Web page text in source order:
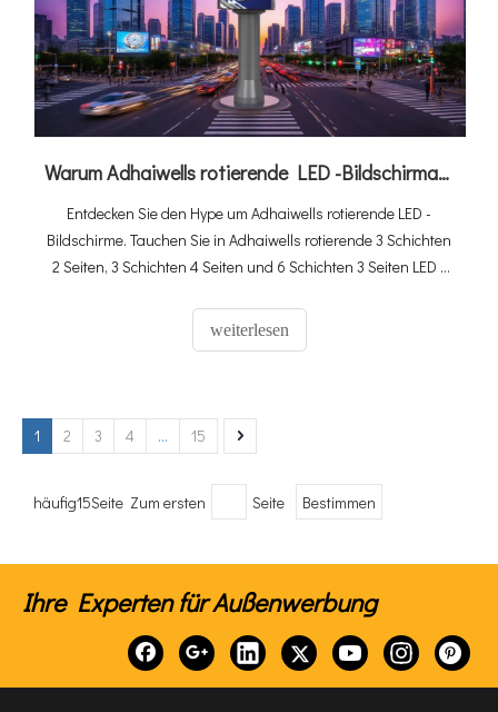
Warum Adhaiwells rotierende LED -Bildschirmanzeigeplakat tendiert
Entdecken Sie den Hype um Adhaiwells rotierende LED -
Bildschirme. Tauchen Sie in Adhaiwells rotierende 3 Schichten
2 Seiten, 3 Schichten 4 Seiten und 6 Schichten 3 Seiten LED -
atemberaubenden 360 ° -Blick und wie sie Räume von
Einkaufszentren zu Stadien verwandeln.
weiterlesen
1 2 3 4 ... 15
häufig15Seite Zum ersten Seite Bestimmen
Ihre Experten für Außenwerbung